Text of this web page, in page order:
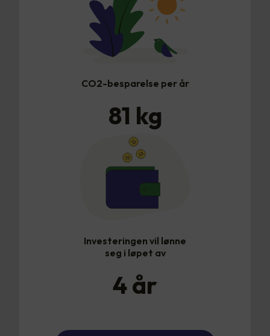
CO2-besparelse per år
81 kg
Investeringen vil lønne
seg i løpet av
4år